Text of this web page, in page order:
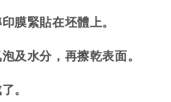
膜緊貼在坯體上。
及水分，再擦乾表面。
。